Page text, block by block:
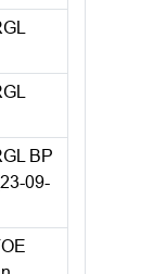
BP
09-